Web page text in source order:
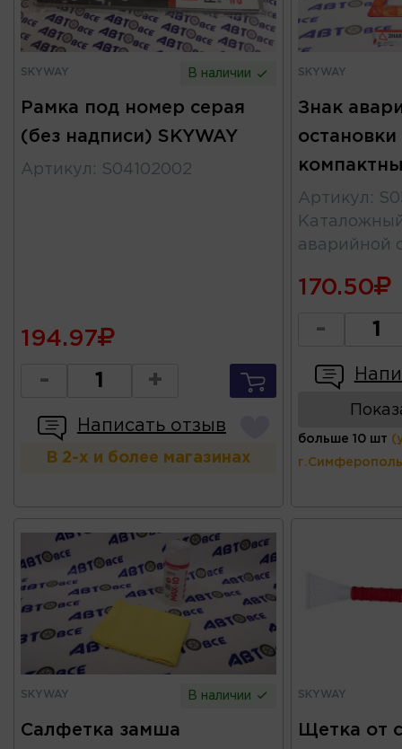
SKYWAY В наличии
Рамка под номер серая
(без надписи) SKYWAY
Артикул : S04102002
194.97
- +
Написать отзыв
В 2-х и более магазинах
SKYWAY
Знак
остановки
Артикул :
аварийной
170.50
-
больше 10 шт
SKYWAY В наличии
Салфетка замша
SKYWAY
Щетка от